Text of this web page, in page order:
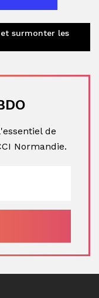
surmonter les
de
Normandie.